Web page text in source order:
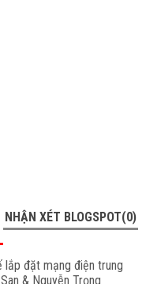
NHẬN XÉT BLOGSPOT(0)
lắp đặt mạng điện trung
& Nguyễn Trọng